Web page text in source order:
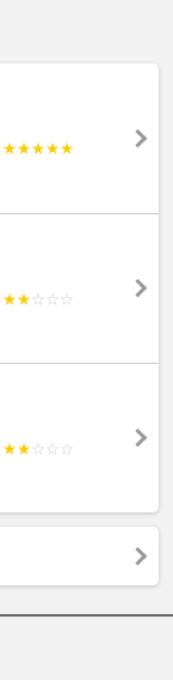
★★★★★
★★ ☆ ☆ ☆
★★ ☆ ☆ ☆